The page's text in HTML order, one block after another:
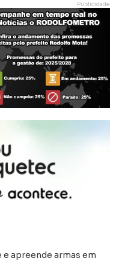
Publicidade
apreende armas em